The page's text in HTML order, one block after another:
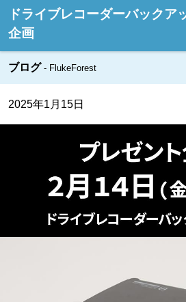
ドライブレコーダーバックア
企画
ブログ FlukeForest
2025年1月15日